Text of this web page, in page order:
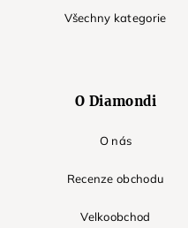
Všechny kategorie
O Diamondi
O nás
Recenze obchodu
Velkoobchod